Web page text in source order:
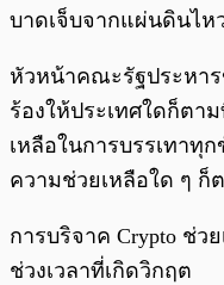
บาดเจ็บจากแผ่นดินไห
หัวหน้าคณะรัฐประหาร
ร้องให้ประเทศใดก็ตา
เหลือในการบรรเทาทุ
ความช่วยเหลือใด ๆ ก็
การบริจาค Crypto ช่ว
ช่วงเวลาที่เกิดวิกฤต